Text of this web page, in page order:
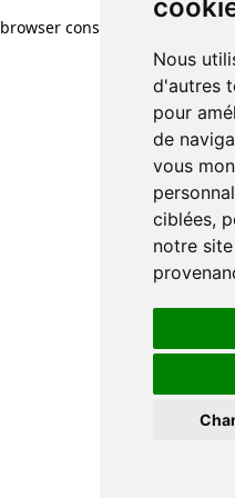
Nous
d'autres
pour
de
vous
ciblées,
notre
browser console for more